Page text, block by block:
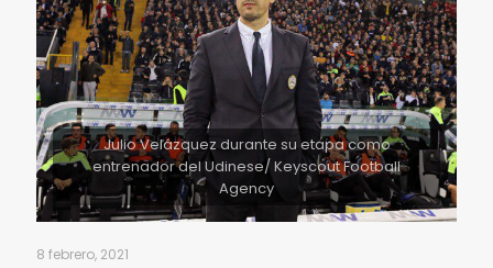
Julio Velázquez durante su etapa como
entrenador del Udinese/ Keyscout Football
Agency
8 febrero, 2021